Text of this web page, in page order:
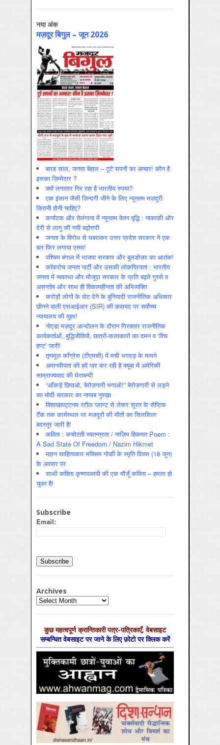
नया अंक
मज़दूर बिगुल – जून 2026
बारह साल, जनता बेहाल – टूटे सपनों का अम्बार! कौन है
इसका ज़िम्मेदार ?
क्यों लगातार गिर रहा है भारतीय रुपया?
एक इंसान जैसी ज़िन्दगी जीने के लिए न्यूनतम मज़दूरी
कितनी होनी चाहिए?
कर्नाटक और तेलंगाना में न्यूनतम वेतन वृद्धि : नाकाफ़ी और
देरी से लागू की गयी बढ़ोत्तरी
जनता के विरोध से घबराकर उत्तर प्रदेश सरकार ने एक
बार फिर लगाया एस्मा!
पश्चिम बंगाल में भाजपा सरकार और बुलडोज़र का आतंक!
कॉकरोच जनता पार्टी और उसकी लोकप्रियता : भारतीय
जनता में व्‍यवस्‍था और मौजूदा सरकार के प्रति बढ़ते गुस्‍से व
असन्‍तोष और साथ ही विकल्‍पहीनता की अभिव्‍यक्ति
करोड़ों लोगों के वोट देने के बुनियादी राजनीतिक अधिकार
छीनने वाली एसआईआर (SIR) की क़वायद पर सर्वोच्च
न्यायालय की मुहर!
नोएडा मज़दूर आन्दोलन के दौरान गिरफ़्तार राजनीतिक
कार्यकर्ताओं, बुद्धिजीवियों, छात्रों-कलाकारों का दमन व ‘विच
हण्ट’ जारी!
तृणमूल काँग्रेस (टीएमसी) में मची भगदड़ के मायने
अमानवीयता की हदें पार कर रही है क्यूबा में अमेरिकी
साम्राज्यवाद की घेराबन्दी
“आँकड़े छिपाओ, बेरोज़गारी भगाओ!” बेरोज़गारी से लड़ने
का मोदी सरकार का नायाब नुस्ख़ा
विशाखापट्टनम स्टील प्लाण्ट से लेकर सूरत के सेप्टिक
टैंक तक कार्यस्थल पर मज़दूरों की मौतों का सिलसिला
बदस्तूर जारी है!
कविता : कचोटती स्वतन्त्रता / नाज़िम हिकमत Poem :
A Sad State Of Freedom / Nazim Hikmet
महान साहित्यकार मक्सिम गोर्की के स्मृति दिवस (18 जून)
के अवसर पर
साथी कविता कृष्णपल्लवी की एक मौजूँ कविता – हमला हो
चुका है!
Subscribe
Email:
Archives
Archives
कुछ महत्‍वपूर्ण क्रान्तिकारी पत्र-पत्रिकाएँ, वेबसाइट
सम्‍बन्धित वेबसाइट पर जाने के लिए फ़ोटो पर क्लिक करें